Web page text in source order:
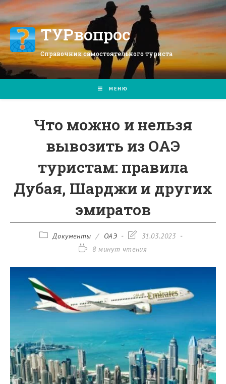
Перейти
к
содержимомуТУРвопрос
Справочник самостоятельного туриста
МЕНЮ
Что можно и нельзя
вывозить из ОАЭ
туристам: правила
Дубая, Шарджи и других
эмиратов
РубрикаДокументы / ОАЭ
Запись31.03.2023
Время8 минут чтения